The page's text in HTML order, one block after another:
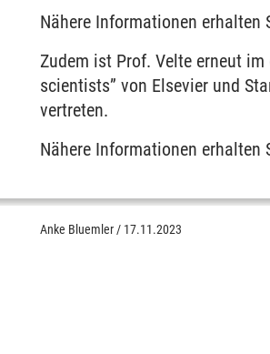
Nähere Informationen erhalten
Zudem ist Prof. Velte erneut
scientists” von Elsevier und
vertreten.
Nähere Informationen erhalten
Anke Bluemler / 17.11.2023